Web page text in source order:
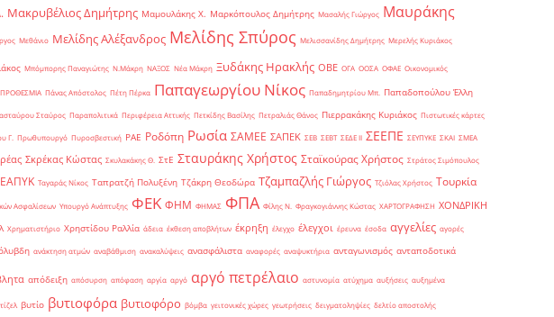
Μακρυβέλιος Δημήτρης Μαμουλάκης Χ. Μαρκόπουλος Δημήτρης Μασαλής Γιώργος Μαυράκης
Μεθάνιο Μελίδης Αλέξανδρος Μελίδης Σπύρος Μελισσανίδης Δημήτρης Μερελής Κυριάκος
Μπόμπορης Παναγιώτης Ν.Μάκρη ΝΑΞΟΣ Νέα Μάκρη Ξυδάκης Ηρακλής ΟΒΕ ΟΓΑ ΟΟΣΑ ΟΦΑΕ Οικονομικός
ΠΡΟΘΕΣΜΙΑ Πάνας Απόστολος Πέτη Πέρκα Παπαγεωργίου Νίκος Παπαδημητρίου Μπ. Παπαδοπούλου Έλλη
Σταύρος Παραπολιτικά Περιφέρεια Αττικής Πετκίδης Βασίλης Πετραλιάς Θάνος Πιερρακάκης Κυριάκος Πιστωτικές κάρτες
Γ. Πρωθυπουργό Πυροσβεστική ΡΑΕ Ροδόπη Ρωσία ΣΑΜΕΕ ΣΑΠΕΚ ΣΕΒ ΣΕΒΤ ΣΕΔΕ ΙΙ ΣΕΕΠΕ ΣΕΥΠΥΚΕ ΣΚΑΙ ΣΜΕΑ
Σκρέκας Κώστας Σκυλακάκης Θ. ΣτΕ Σταυράκης Χρήστος Σταϊκούρας Χρήστος Στράτος Σιμόπουλος
Ταγαράς Νίκος Ταπρατζή Πολυξένη Τζάκρη Θεοδώρα Τζαμπαζλής Γιώργος Τζιόλας Χρήστος Τουρκία
Ασφαλίσεων Υπουργό Ανάπτυξης ΦΕΚ ΦΗΜ ΦΗΜΑΣ ΦΠΑ Φίλης Ν. Φραγκογιάννης Κώστας ΧΑΡΤΟΓΡΑΦΗΣΗ ΧΟΝΔΡΙΚΗ
Χρηματιστήριο Χρηστίδου Ραλλία άδεια έκθεση αποβλήτων έκρηξη έλεγχο έλεγχοι έρευνα έσοδα αγγελίες αγορές
ανάκτηση ατμών αναβάθμιση ανακαλύψεις ανασφάλιστα αναφορές αναψυκτήρια ανταγωνισμός ανταποδοτικά
απόδειξη απόσυρση απόφαση αργία αργό αργό πετρέλαιο αστυνομία ατύχημα αυξήσεις αυξημένα
βυτίο βυτιοφόρα βυτιοφόρο βόμβα γειτονικές χώρες γεωτρήσεις δειγματοληψίες δελτίο αποστολής